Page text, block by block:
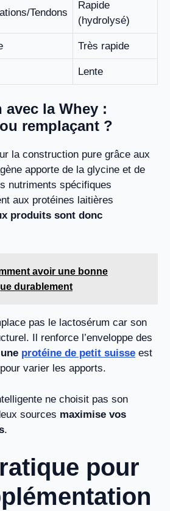
Tendons
Rapide
(hydrolysé)
Très rapide
Lente
avec la Whey :
remplaçant ?
la construction pure grâce aux
apporte de la glycine et de
nutriments spécifiques
aux protéines laitières
produits sont donc
avoir une bonne
durablement
pas le lactosérum car son
Il renforce l’enveloppe des
protéine de petit suisse est
varier les apports.
ne choisit pas son
sources maximise vos
.
pour